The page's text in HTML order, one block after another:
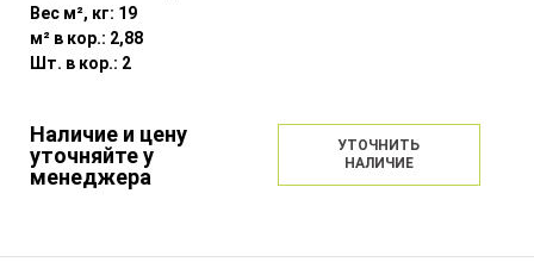
Вес м², кг: 19
м² в кор.: 2,88
Шт. в кор.: 2
Наличие и цену
уточняйте у
менеджера
УТОЧНИТЬ
НАЛИЧИЕ